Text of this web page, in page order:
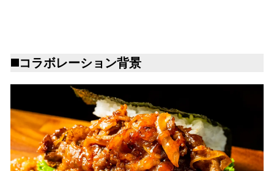
◼️コラボレーション背景